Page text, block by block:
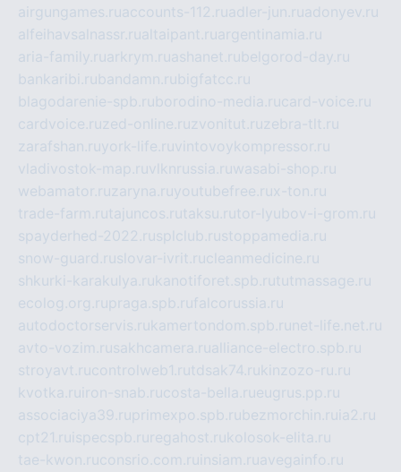
airgungames.ruaccounts-112.ruadler-jun.ruadonyev.ru
alfeihavsalnassr.rualtaipant.ruargentinamia.ru
aria-family.ruarkrym.ruashanet.rubelgorod-day.ru
bankaribi.rubandamn.rubigfatcc.ru
blagodarenie-spb.ruborodino-media.rucard-voice.ru
cardvoice.ruzed-online.ruzvonitut.ruzebra-tlt.ru
zarafshan.ruyork-life.ruvintovoykompressor.ru
vladivostok-map.ruvlknrussia.ruwasabi-shop.ru
webamator.ruzaryna.ruyoutubefree.rux-ton.ru
trade-farm.rutajuncos.rutaksu.rutor-lyubov-i-grom.ru
spayderhed-2022.rusplclub.rustoppamedia.ru
snow-guard.ruslovar-ivrit.rucleanmedicine.ru
shkurki-karakulya.rukanotiforet.spb.rututmassage.ru
ecolog.org.rupraga.spb.rufalcorussia.ru
autodoctorservis.rukamertondom.spb.ru net-life.net.ru
avto-vozim.rusakhcamera.rualliance-electro.spb.ru
stroyavt.rucontrolweb1.rutdsak74.rukinzozo-ru.ru
kvotka.ru iron-snab.rucosta-bella.rueugrus.pp.ru
associaciya39.ruprimexpo.spb.rubezmorchin.ru ia2.ru
cpt21.ru ispecspb.ru regahost.rukolosok-elita.ru
tae-kwon.ruconsrio.com.ru insiam.ruavegainfo.ru